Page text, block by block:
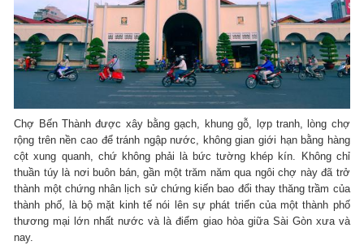
Chợ Bến Thành được xây bằng gạch, khung gỗ, lợp tranh, lòng chợ
rộng trên nền cao để tránh ngập nước, không gian giới hạn bằng hàng
cột xung quanh, chứ không phải là bức tường khép kín. Không chỉ
thuần túy là nơi buôn bán, gần một trăm năm qua ngôi chợ này đã trở
thành một chứng nhân lịch sử chứng kiến bao đổi thay thăng trầm của
thành phố, là bộ mặt kinh tế nói lên sự phát triển của một thành phố
thương mại lớn nhất nước và là điểm giao hòa giữa Sài Gòn xưa và
nay.